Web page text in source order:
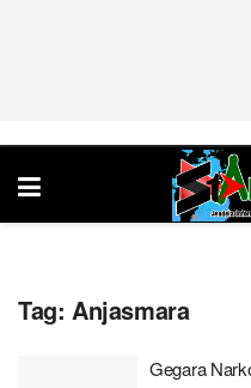
Tag: Anjasmara
Gegara